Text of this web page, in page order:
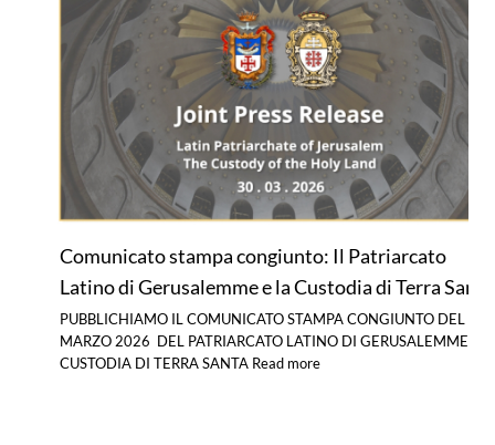
Comunicato stampa congiunto: Il Patriarcato
Latino di Gerusalemme e la Custodia di Terra Santa
PUBBLICHIAMO IL COMUNICATO STAMPA CONGIUNTO DEL 29
MARZO 2026 DEL PATRIARCATO LATINO DI GERUSALEMME E
CUSTODIA DI TERRA SANTA Read more